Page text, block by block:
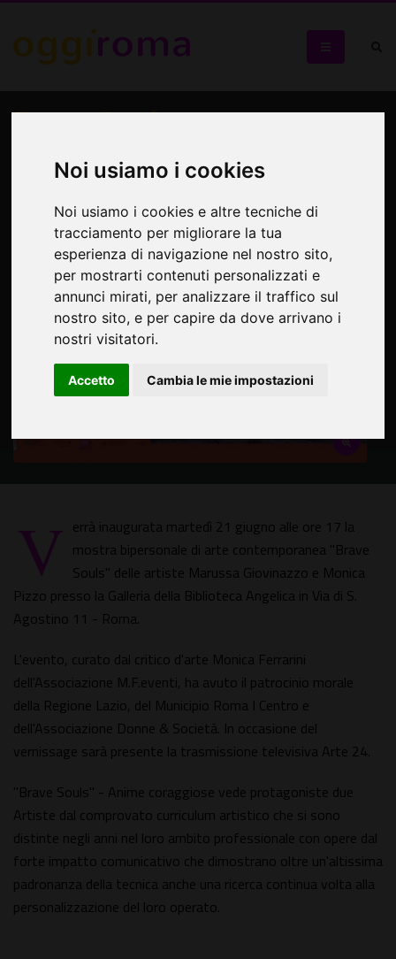
Noi usiamo i cookies
Noi usiamo i cookies e altre tecniche di
tracciamento per migliorare la tua
esperienza di navigazione nel nostro sito,
per mostrarti contenuti personalizzati e
annunci mirati, per analizzare il traffico sul
nostro sito, e per capire da dove arrivano i
nostri visitatori.
Accetto Cambia le mie impostazioni
Brave Souls
Bipersonale Marussa Giovinazzo-Monica Pizzo
V errà inaugurata martedì 21 giugno alle ore 17 la
mostra bipersonale di arte contemporanea "Brave
Souls" delle artiste Marussa Giovinazzo e Monica
Pizzo presso la Galleria della Biblioteca Angelica in Via di S.
Agostino 11 - Roma.
L'evento, curato dal critico d'arte Monica Ferrarini
dell'Associazione M.F.eventi, ha avuto il patrocinio morale
della Regione Lazio, del Municipio Roma I Centro e
dell'Associazione Donne & Società. In occasione del
vernissage sarà presente la trasmissione televisiva Arte 24.
"Brave Souls" - Anime coraggiose vede protagoniste due
Artiste dal comprovato curriculum artistico che si sono
distinte negli anni nel loro ambito professionale con opere dal
forte impatto comunicativo che dimostrano oltre un'altissima
padronanza della tecnica anche una ricerca continua volta alla
personalizzazione del loro operato.